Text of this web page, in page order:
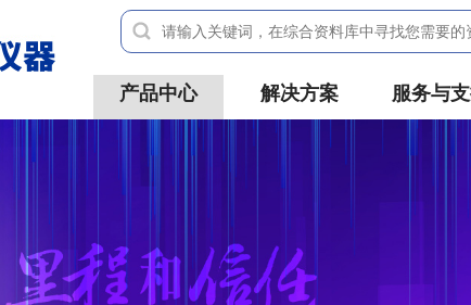
产品中心 解决方案 服务与